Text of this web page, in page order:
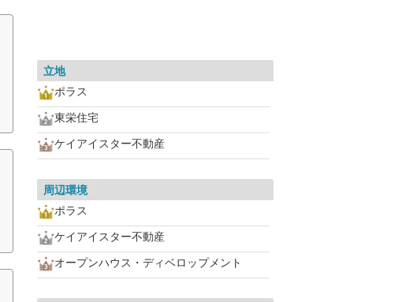
立地
ポラス
東栄住宅
ケイアイスター不動産
周辺環境
ポラス
ケイアイスター不動産
オープンハウス・ディベロップメント